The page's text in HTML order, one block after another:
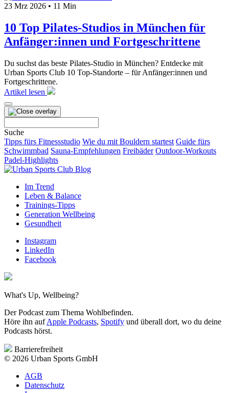
23 Mrz 2026 • 11 Min
10 Top Pilates-Studios in München für
Anfänger:innen und Fortgeschrittene
Du suchst das beste Pilates-Studio in München? Entdecke mit
Urban Sports Club 10 Top-Standorte – für Anfänger:innen und
Fortgeschrittene.
Artikel lesen
nach:
Suche
Tipps fürs Fitnessstudio Wie du mit Bouldern startest Guide fürs
Schwimmbad Sauna-Empfehlungen Freibäder Outdoor-Workouts
Padel-Highlights
Im Trend
Leben & Balance
Trainings-Tipps
Generation Wellbeing
Gesundheit
Instagram
LinkedIn
Facebook
What's Up, Wellbeing?
Der Podcast zum Thema Wohlbefinden.
Höre ihn aufApple Podcasts, Spotify und überall dort, wo du deine
Podcasts hörst.
Barrierefreiheit
© 2026 Urban Sports GmbH
AGB
Datenschutz